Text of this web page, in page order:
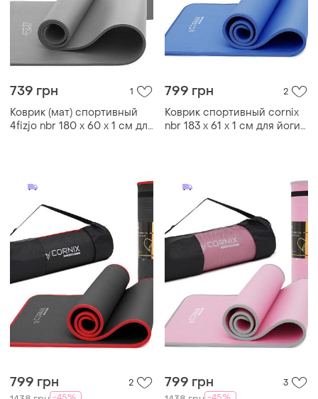
739 грн 1
Коврик (мат) спортивный
4fizjo nbr 180 x 60 x 1 см для
799 грн 2
Коврик спортивный cornix
nbr 183 x 61 x 1 cм для йоги
799 грн 2 799 грн 3